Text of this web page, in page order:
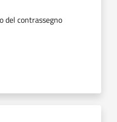
del contrassegno